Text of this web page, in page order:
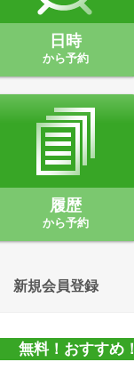
日時
から予約
履歴
から予約
新規会員登録
無料！おすすめ！